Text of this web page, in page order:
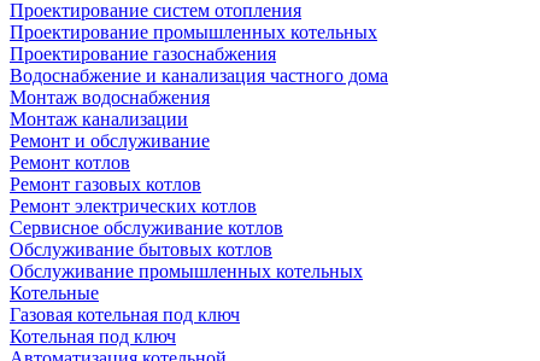
Проектирование систем отопления
Проектирование промышленных котельных
Проектирование газоснабжения
Водоснабжение и канализация частного дома
Монтаж водоснабжения
Монтаж канализации
Ремонт и обслуживание
Ремонт котлов
Ремонт газовых котлов
Ремонт электрических котлов
Сервисное обслуживание котлов
Обслуживание бытовых котлов
Обслуживание промышленных котельных
Котельные
Газовая котельная под ключ
Котельная под ключ